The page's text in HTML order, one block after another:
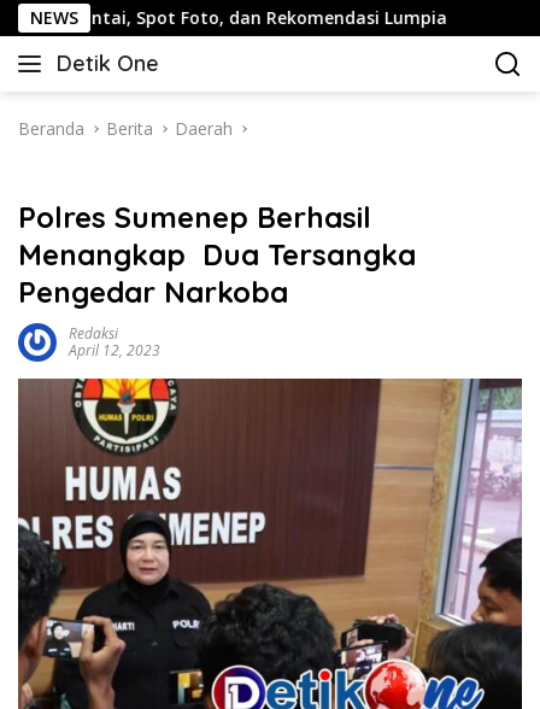
Langsung
ke
konten
NEWS
Spot Foto, dan Rekomendasi Lumpia Panduan
Detik One
Tajam
Fakta
Beranda Berita Daerah
Polres Sumenep Berhasil
Menangkap Dua Tersangka
Pengedar Narkoba
Redaksi
April 12, 2023